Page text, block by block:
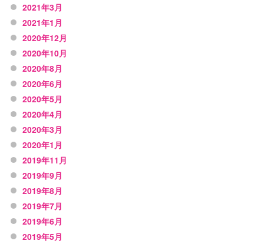
2021年3月
2021年1月
2020年12月
2020年10月
2020年8月
2020年6月
2020年5月
2020年4月
2020年3月
2020年1月
2019年11月
2019年9月
2019年8月
2019年7月
2019年6月
2019年5月